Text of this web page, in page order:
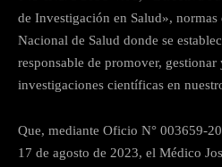
de Investigación en Salud»,
Nacional de Salud donde se
responsable de promover, gestionar
investigaciones científicas en
Que, mediante Oficio N° 003659-
17 de agosto de 2023, el Médico